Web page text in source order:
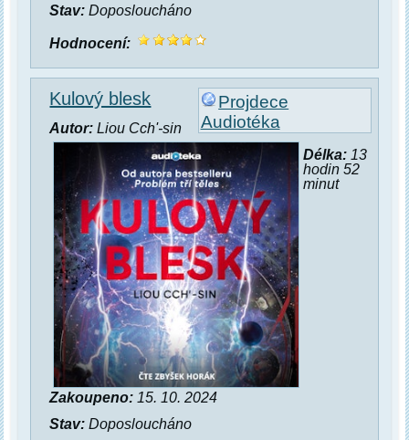
Stav: Doposloucháno
Hodnocení:
Projdece
Audiotéka
Kulový blesk
Autor: Liou Cch'-sin
Délka:13
hodin 52
minut
Zakoupeno: 15. 10. 2024
Stav: Doposloucháno